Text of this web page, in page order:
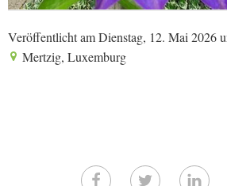
Veröffentlicht am Dienstag, 12. Mai 2026
Mertzig, Luxemburg